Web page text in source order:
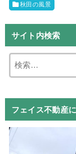
秋田の風景
サイト内検索
フェイス不動産